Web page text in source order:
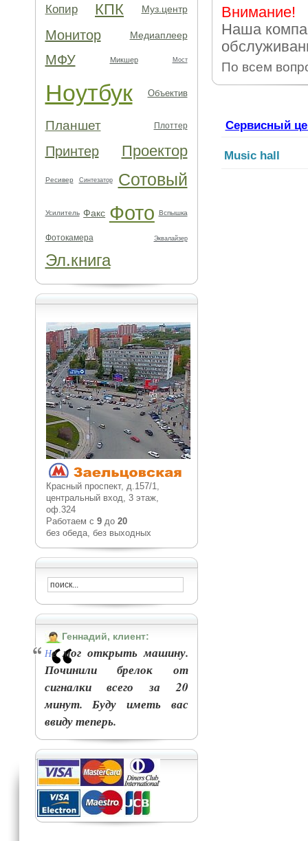
Копир КПК Муз.центр
Монитор Медиаплеер
МФУ Микшер Мост
Ноутбук Объектив
Планшет Плоттер
Принтер Проектор
Ресивер Синтезатор Сотовый
Усилитель Факс Фото Вспышка
Фотокамера Эквалайзер
Эл.книга
Красный проспект, д.157/1,
центральный вход, 3 этаж,
оф.324
Работаем с 9до 20
без обеда, без выходных
Геннадий, клиент:
Не мог открыть машину.
Починили брелок от
сигналки всего за 20
минут. Буду иметь вас
ввиду теперь.
Внимание!
Наша
По всем
Сервисный
Music hall